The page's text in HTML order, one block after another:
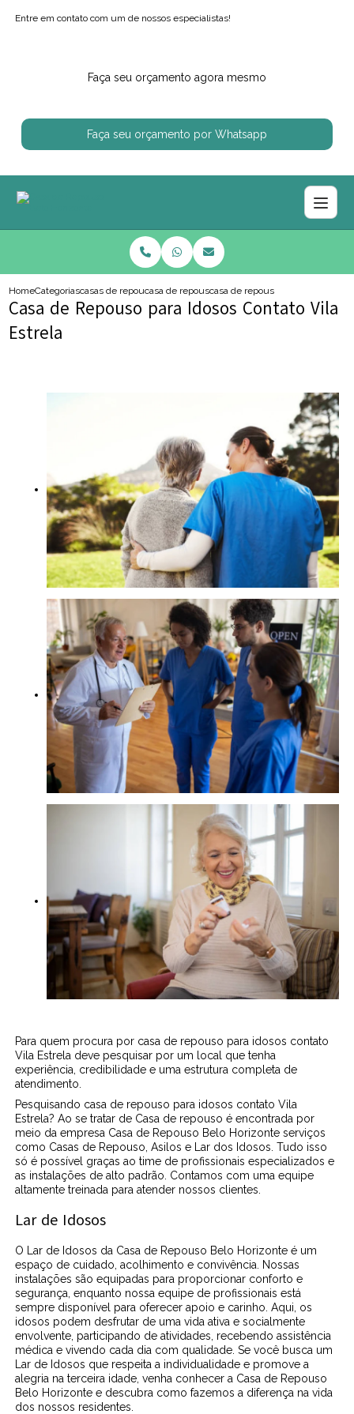
Entre em contato com um de nossos especialistas!
Faça seu orçamento agora mesmo
Faça seu orçamento por Whatsapp
HomeCategoriascasas de repousocasa de repouso regiao centro sul
casa de repouso para idosos
Casa de Repouso para Idosos Contato Vila
Estrela
Para quem procura por casa de repouso para idosos contato
Vila Estrela deve pesquisar por um local que tenha
experiência, credibilidade e uma estrutura completa de
atendimento.
Pesquisando casa de repouso para idosos contato Vila
Estrela? Ao se tratar de Casa de repouso é encontrada por
meio da empresa Casa de Repouso Belo Horizonte serviços
como Casas de Repouso, Asilos e Lar dos Idosos. Tudo isso
só é possível graças ao time de profissionais especializados e
as instalações de alto padrão. Contamos com uma equipe
altamente treinada para atender nossos clientes.
Lar de Idosos
O Lar de Idosos da Casa de Repouso Belo Horizonte é um
espaço de cuidado, acolhimento e convivência. Nossas
instalações são equipadas para proporcionar conforto e
segurança, enquanto nossa equipe de profissionais está
sempre disponível para oferecer apoio e carinho. Aqui, os
idosos podem desfrutar de uma vida ativa e socialmente
envolvente, participando de atividades, recebendo assistência
médica e vivendo cada dia com qualidade. Se você busca um
Lar de Idosos que respeita a individualidade e promove a
alegria na terceira idade, venha conhecer a Casa de Repouso
Belo Horizonte e descubra como fazemos a diferença na vida
dos nossos residentes.